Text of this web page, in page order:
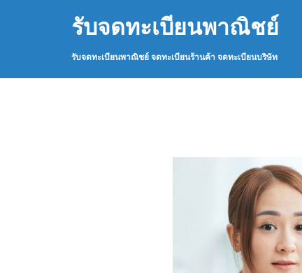
รับจดทะเบียนพาณิชย์
รับจดทะเบียนพาณิชย์ จดทะเบียนร้านค้า จดทะเบียนบริษัท